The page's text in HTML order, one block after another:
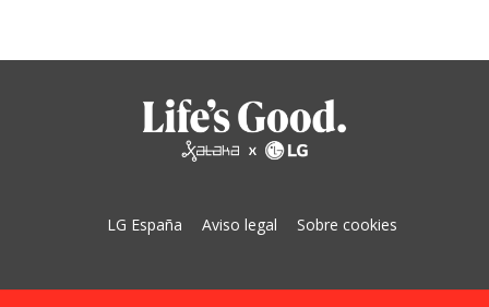
LG España Aviso legal Sobre cookies